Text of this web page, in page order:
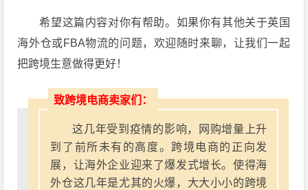
希望这篇内容对你有帮助。如果你有其他关于英国
海外仓或FBA物流的问题，欢迎随时来聊，让我们一起
把跨境生意做得更好！
致跨境电商卖家们：
这几年受到疫情的影响，网购增量上升
到了前所未有的高度。跨境电商的正向发
展，让海外企业迎来了爆发式增长。使得海
外仓这几年是尤其的火爆，大大小小的跨境